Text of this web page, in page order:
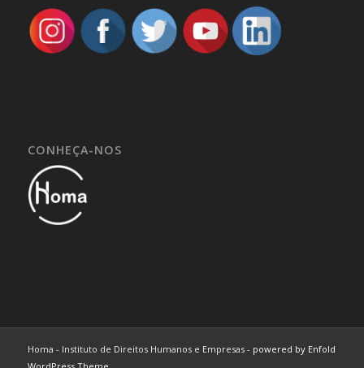
CONHEÇA-NOS
Homa - Instituto de Direitos Humanos e Empresas - powered by Enfold